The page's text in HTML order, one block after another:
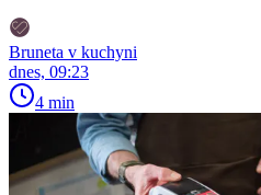
Bruneta v kuchyni
dnes, 09:23
4 min